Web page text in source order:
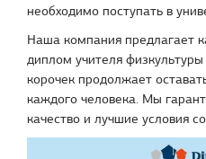
необходимо поступать в
Наша компания предлагает
диплом учителя
корочек продолжает
каждого человека. Мы
качество и лучшие условия